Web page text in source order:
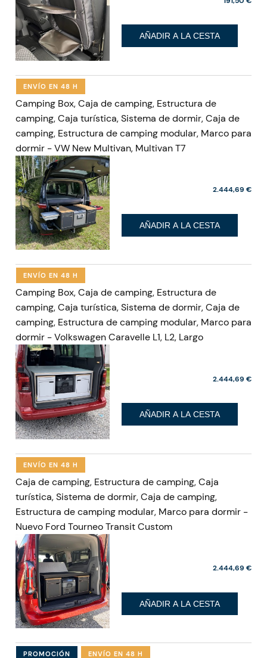
AÑADIR A LA CESTA
Camping Box, Caja de camping, Estructura de
camping, Caja turística, Sistema de dormir, Caja de
camping, Estructura de camping modular, Marco para
dormir - VW New Multivan, Multivan T7
2.444,69 €
AÑADIR A LA CESTA
ENVÍO EN 48 H
Camping Box, Caja de camping, Estructura de
camping, Caja turística, Sistema de dormir, Caja de
camping, Estructura de camping modular, Marco para
dormir - Volkswagen Caravelle L1, L2, Largo
2.444,69 €
AÑADIR A LA CESTA
ENVÍO EN 48 H
Caja de camping, Estructura de camping, Caja
turística, Sistema de dormir, Caja de camping,
Estructura de camping modular, Marco para dormir -
Nuevo Ford Tourneo Transit Custom
2.444,69 €
AÑADIR A LA CESTA
ENVÍO EN 48 H
PROMOCIÓN ENVÍO EN 48 H